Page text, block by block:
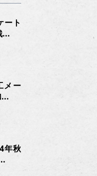
ート
...
メー
年秋